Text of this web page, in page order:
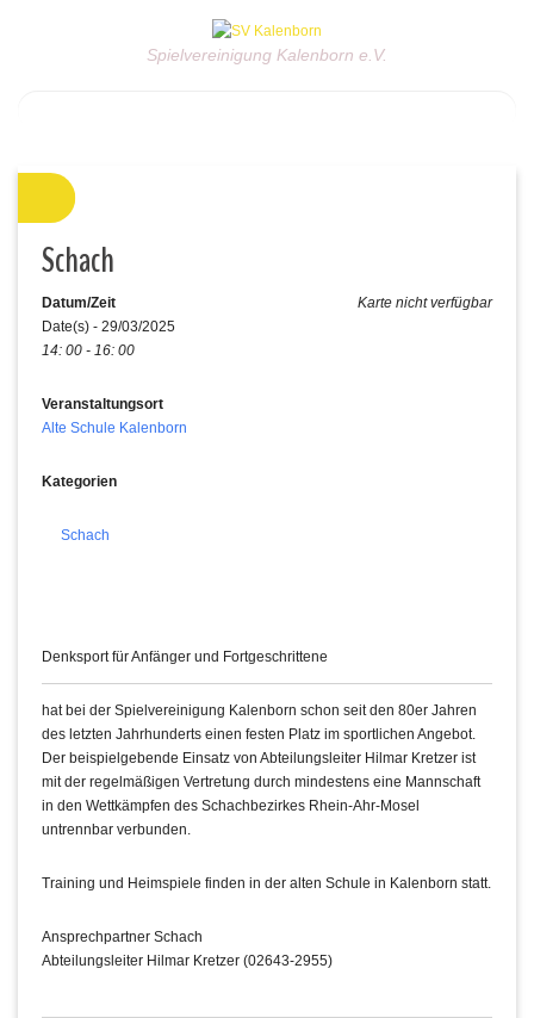
Spielvereinigung Kalenborn e.V.
Schach
Karte nicht verfügbar
Datum/Zeit
Date(s) - 29/03/2025
14: 00 - 16: 00
Veranstaltungsort
Alte Schule Kalenborn
Kategorien
Schach
Denksport für Anfänger und Fortgeschrittene
hat bei der Spielvereinigung Kalenborn schon seit den 80er Jahren
des letzten Jahrhunderts einen festen Platz im sportlichen Angebot.
Der beispielgebende Einsatz von Abteilungsleiter Hilmar Kretzer ist
mit der regelmäßigen Vertretung durch mindestens eine Mannschaft
in den Wettkämpfen des Schachbezirkes Rhein-Ahr-Mosel
untrennbar verbunden.
Training und Heimspiele finden in der alten Schule in Kalenborn statt.
Ansprechpartner Schach
Abteilungsleiter Hilmar Kretzer (02643-2955)